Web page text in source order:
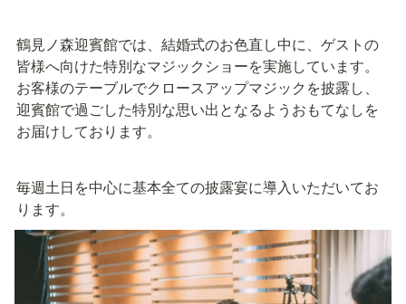
鶴見ノ森迎賓館では、結婚式のお色直し中に、ゲストの
皆様へ向けた特別なマジックショーを実施しています。
お客様のテーブルでクロースアップマジックを披露し、
迎賓館で過ごした特別な思い出となるようおもてなしを
お届けしております。
毎週土日を中心に基本全ての披露宴に導入いただいてお
ります。